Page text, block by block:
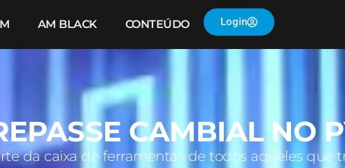
AM BLACK CONTEÚDO Login
CAMBIAL NO
da caixa de ferramentas de todos aqueles que